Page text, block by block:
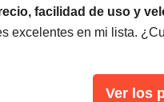
facilidad de uso y
excelentes en mi lista.
Ver los